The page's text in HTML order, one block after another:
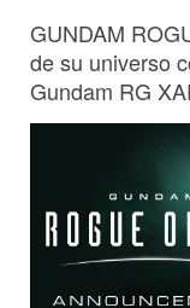
GUNDAM
de su universo
Gundam RG